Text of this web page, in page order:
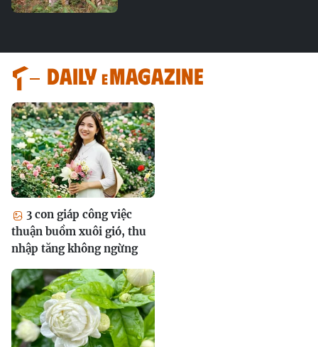
Daily emagazine
3 con giáp công việc
thuận buồm xuôi gió, thu
nhập tăng không ngừng